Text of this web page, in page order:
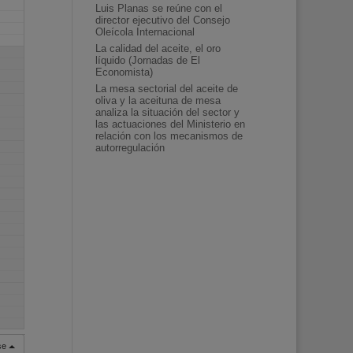
Luis Planas se reúne con el
director ejecutivo del Consejo
Oleícola Internacional
La calidad del aceite, el oro
líquido (Jornadas de El
Economista)
La mesa sectorial del aceite de
oliva y la aceituna de mesa
analiza la situación del sector y
las actuaciones del Ministerio en
relación con los mecanismos de
autorregulación